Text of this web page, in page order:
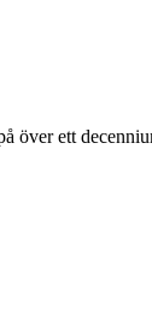
över ett